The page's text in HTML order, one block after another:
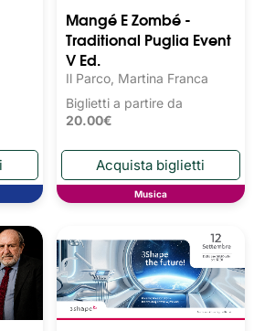
Mangé E Zombé -
Traditional Puglia Event
V Ed.
Il Parco, Martina Franca
Biglietti a partire da
20.00€
Musica